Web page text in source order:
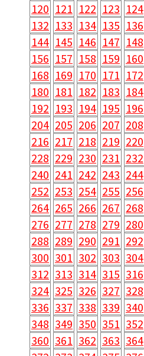
120 121 122 123 124
132 133 134 135 136
144 145 146 147 148
156 157 158 159 160
168 169 170 171 172
180 181 182 183 184
192 193 194 195 196
204 205 206 207 208
216 217 218 219 220
228 229 230 231 232
240 241 242 243 244
252 253 254 255 256
264 265 266 267 268
276 277 278 279 280
288 289 290 291 292
300 301 302 303 304
312 313 314 315 316
324 325 326 327 328
336 337 338 339 340
348 349 350 351 352
360 361 362 363 364